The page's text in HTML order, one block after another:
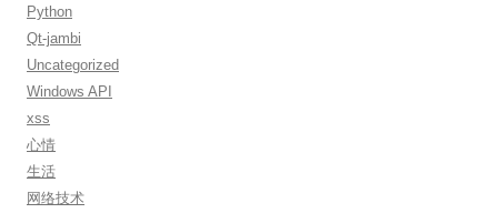
Python
Qt-jambi
Uncategorized
Windows API
xss
心情
生活
网络技术